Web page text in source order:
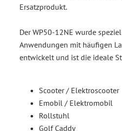
Ersatzprodukt.
Der WP50-12NE wurde
Anwendungen mit häufigen
entwickelt und ist die ideale
Scooter / Elektroscooter
Emobil / Elektromobil
Rollstuhl
Golf Caddy